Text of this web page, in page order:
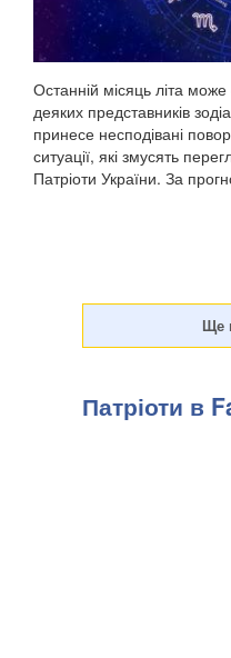
Останній місяць літа
деяких представників
принесе несподівані
ситуації, які змусять
Патріоти України. За
Патріоти в